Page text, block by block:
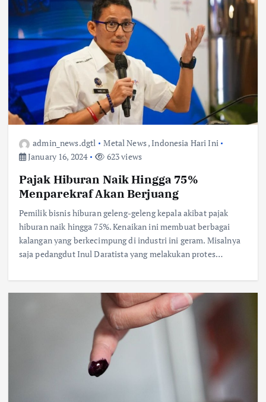
admin_news.dgtl Metal News,Indonesia Hari Ini
January 16, 2024
623 views
Pajak Hiburan Naik Hingga 75%
Menparekraf Akan Berjuang
Pemilik bisnis hiburan geleng-geleng kepala akibat pajak
hiburan naik hingga 75%. Kenaikan ini membuat berbagai
kalangan yang berkecimpung di industri ini geram. Misalnya
saja pedangdut Inul Daratista yang melakukan protes…